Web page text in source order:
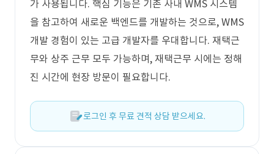
가 사용됩니다. 핵심 기능은 기존 사내 WMS 시스템
을 참고하여 새로운 백엔드를 개발하는 것으로, WMS
개발 경험이 있는 고급 개발자를 우대합니다. 재택근
무와 상주 근무 모두 가능하며, 재택근무 시에는 정해
진 시간에 현장 방문이 필요합니다.
로그인 후 무료 견적 상담 받으세요.